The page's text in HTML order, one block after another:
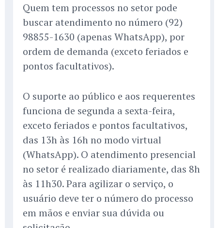
Quem tem processos no setor pode
buscar atendimento no número (92)
98855-1630 (apenas WhatsApp), por
ordem de demanda (exceto feriados e
pontos facultativos).
O suporte ao público e aos requerentes
funciona de segunda a sexta-feira,
exceto feriados e pontos facultativos,
das 13h às 16h no modo virtual
(WhatsApp). O atendimento presencial
no setor é realizado diariamente, das 8h
às 11h30. Para agilizar o serviço, o
usuário deve ter o número do processo
em mãos e enviar sua dúvida ou